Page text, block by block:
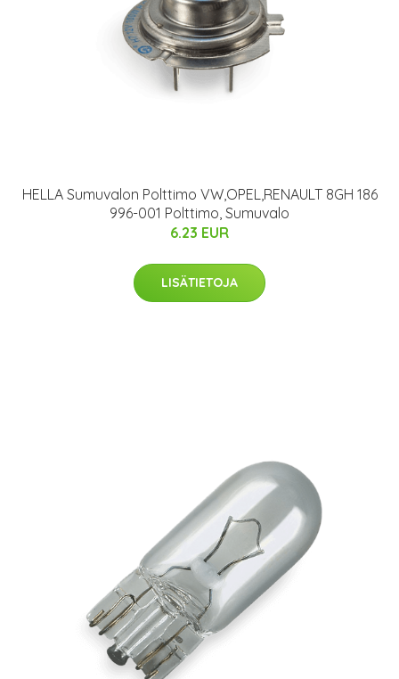
HELLA Sumuvalon Polttimo VW,OPEL,RENAULT 8GH 186
996-001 Polttimo, Sumuvalo
6.23 EUR
LISÄTIETOJA